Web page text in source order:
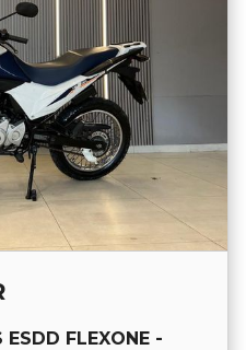
ESDD FLEXONE -